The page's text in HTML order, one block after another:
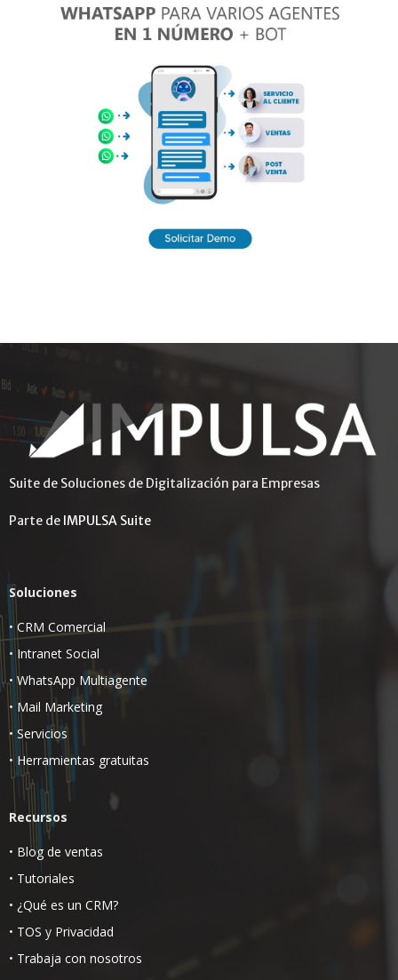
Suite de Soluciones de Digitalización para Empresas
Parte de IMPULSA Suite
Soluciones
•CRM Comercial
• Intranet Social
• WhatsApp Multiagente
• Mail Marketing
• Servicios
• Herramientas gratuitas
Recursos
• Blog de ventas
• Tutoriales
• ¿Qué es un CRM?
• TOS y Privacidad
• Trabaja con nosotros